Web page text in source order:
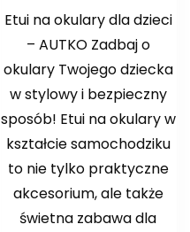
Etui na okulary dla dzieci
– AUTKO Zadbaj o
okulary Twojego dziecka
w stylowy i bezpieczny
sposób! Etui na okulary w
kształcie samochodziku
to nie tylko praktyczne
akcesorium, ale także
świetna zabawa dla